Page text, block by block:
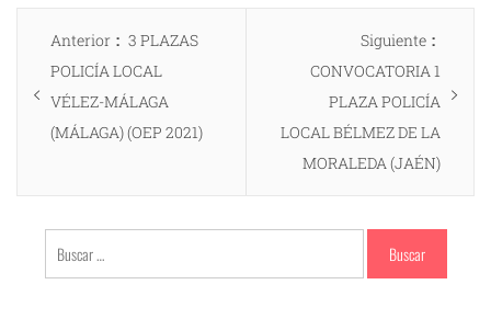
Navegación
entradas
Anterior
Entrada
anterior:
3 PLAZAS
POLICÍA LOCAL
VÉLEZ-MÁLAGA
(MÁLAGA) (OEP 2021)
Siguiente
CONVOCATORIA 1
PLAZA POLICÍA
LOCAL BÉLMEZ DE LA
MORALEDA (JAÉN)
Buscar: